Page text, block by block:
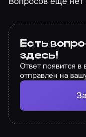
Есть
здесь!
Ответ появится
отправлен на